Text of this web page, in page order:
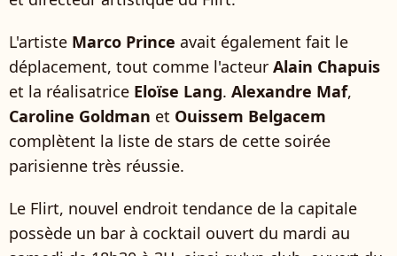
L'artiste Marco Prince avait également fait le
déplacement, tout comme l'acteur Alain Chapuis
et la réalisatrice Eloïse Lang. Alexandre Maf,
Caroline Goldman et Ouissem Belgacem
complètent la liste de stars de cette soirée
parisienne très réussie.
Le Flirt, nouvel endroit tendance de la capitale
possède un bar à cocktail ouvert du mardi au